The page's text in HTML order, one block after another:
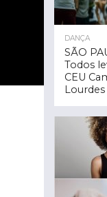
DANÇA
SÃO
Todos
CEU
Lourdes